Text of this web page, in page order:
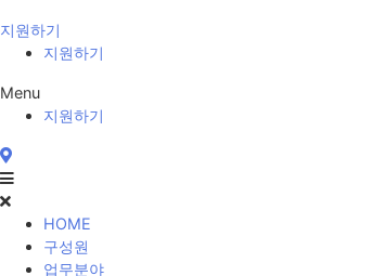
지원하기
지원하기
Menu
지원하기
HOME
구성원
업무분야